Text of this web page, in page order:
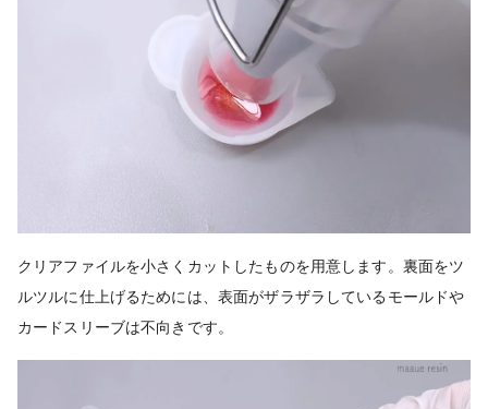
クリアファイルを小さくカットしたものを用意します。裏面をツ
ルツルに仕上げるためには、表面がザラザラしているモールドや
カードスリーブは不向きです。